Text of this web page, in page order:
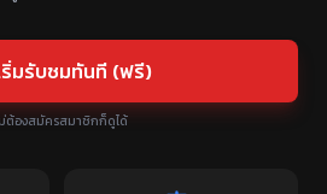
ริ่มรับชมทันที (ฟรี)
ม่ต้องสมัครสมาชิกก็ดูได้